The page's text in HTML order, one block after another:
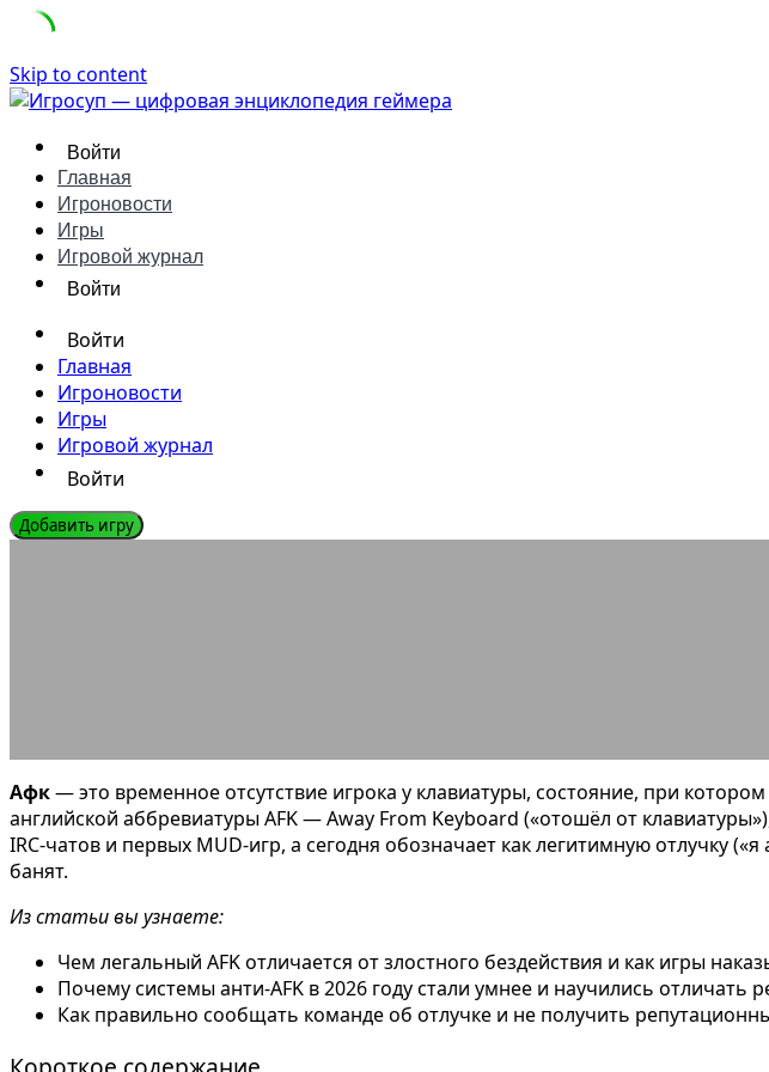
Skip to content
Войти
Главная
Игроновости
Игры
Игровой журнал
Войти
Войти
Главная
Игроновости
Игры
Игровой журнал
Войти
Добавить игру
Афк— это временное отсутствие игрока у клавиатуры, состояние, при
английской аббревиатуры AFK — Away From Keyboard («отошёл от
IRC-чатов и первых MUD-игр, а сегодня обозначает как легитимную отлучку
банят.
Из статьи вы узнаете:
Чем легальный AFK отличается от злостного бездействия и как игры
Почему системы анти-AFK в 2026 году стали умнее и научились отличать
Как правильно сообщать команде об отлучке и не получить